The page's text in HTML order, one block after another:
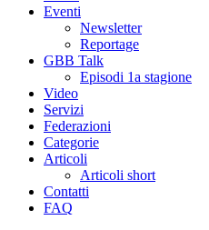
Eventi
Newsletter
Reportage
GBB Talk
Episodi 1a stagione
Video
Servizi
Federazioni
Categorie
Articoli
Articoli short
Contatti
FAQ